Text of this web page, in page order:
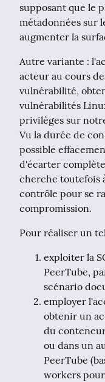
supposant que le
métadonnées sur
augmenter la
Autre variante :
acteur au cours
vulnérabilité,
vulnérabilités
privilèges sur
Vu la durée de
possible
d'écarter
cherche toutefois
contrôle pour se
compromission.
Pour réaliser un
exploiter la
PeerTube,
scénario
employer
obtenir un
du
ou dans un
PeerTube
workers